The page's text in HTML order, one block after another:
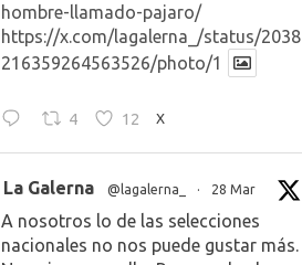
hombre-llamado-pajaro/
https://x.com/lagalerna_/status/2038
216359264563526/photo/1
4 12 X
La Galerna @lagalerna_ · 28 Mar
A nosotros lo de las selecciones
nacionales no nos puede gustar más.